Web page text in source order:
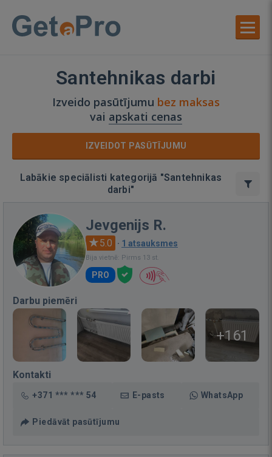
Santehnikas darbi
Izveido pasūtījumu bez maksas
vai apskati cenas
IZVEIDOT PASŪTĪJUMU
Labākie speciālisti kategorijā "Santehnikas
darbi"
Jevgenijs R.
5.0 · 1 atsauksmes
Bija vietnē: Pirms 13 st.
PRO
Darbu piemēri
+161
Kontakti
+371 *** *** 54 E-pasts WhatsApp
Piedāvāt pasūtījumu